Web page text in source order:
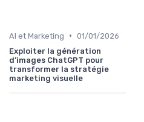
AI et Marketing • 01/01/2026
Exploiter la génération
d’images ChatGPT pour
transformer la stratégie
marketing visuelle